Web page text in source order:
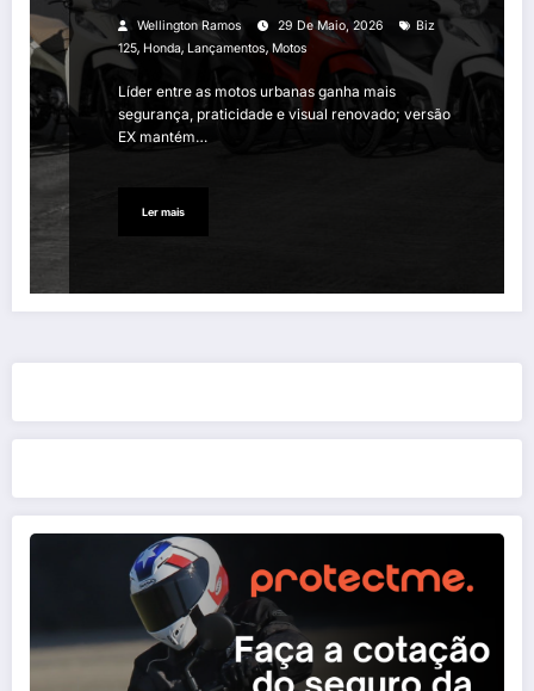
Wellington Ramos 29 De Maio, 2026
Biz
125, Honda, Lançamentos, Motos
Líder entre as motos urbanas ganha mais
segurança, praticidade e visual renovado; versão
EX mantém…
Ler mais